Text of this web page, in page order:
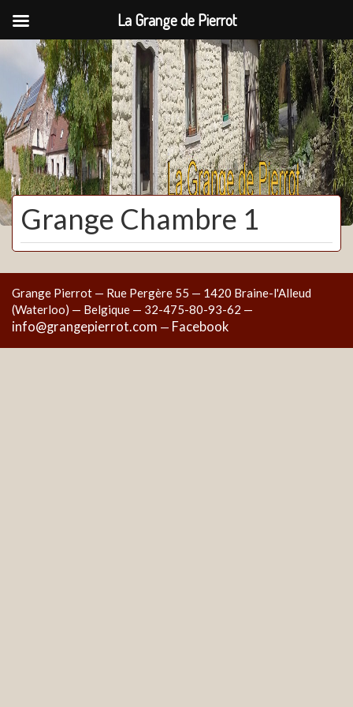
La Grange de Pierrot
Grange Chambre 1
Grange Pierrot — Rue Pergère 55 — 1420 Braine-l'Alleud
(Waterloo) — Belgique — 32-475-80-93-62 —
info@grangepierrot.com — Facebook
La Grange de Pierrot